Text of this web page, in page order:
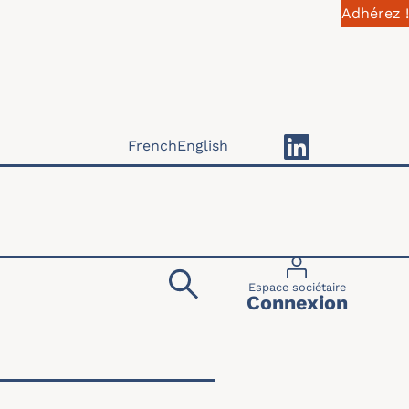
Adhérez !
Menu du
Espace sociétaire
Connexion
FrenchEnglish